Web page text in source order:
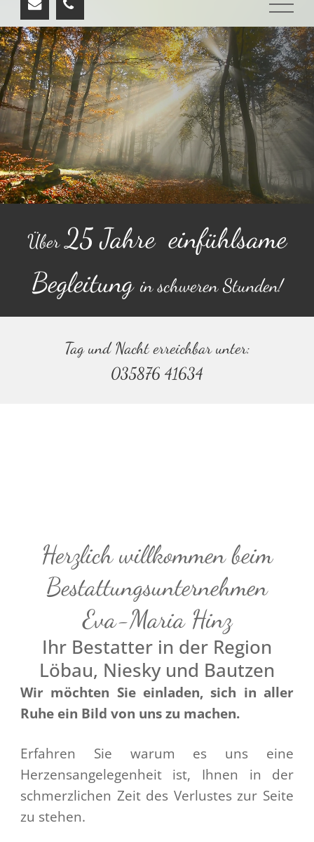
Über25 Jahre einfühlsame
Begleitung in schweren Stunden!
Tag und Nacht erreichbar unter:
035876 41634
Herzlich willkommen beim
Bestattungsunternehmen
Eva-Maria Hinz
Ihr Bestatter in der Region
Löbau, Niesky und Bautzen
Wir möchten Sie einladen, sich in aller
Ruhe ein Bild von uns zu machen.
Erfahren Sie warum es uns eine
Herzensangelegenheit ist, Ihnen in der
schmerzlichen Zeit des Verlustes zur Seite
zu stehen.